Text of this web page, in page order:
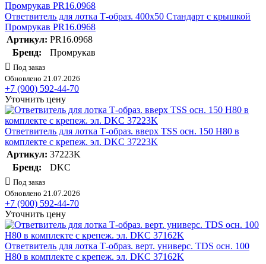
Ответвитель для лотка Т-образ. 400х50 Стандарт с крышкой
Промрукав PR16.0968
Артикул: PR16.0968
Бренд:
Промрукав
Под заказ
Обновлено 21.07.2026
+7 (900) 592-44-70
Уточнить цену
Ответвитель для лотка Т-образ. вверх TSS осн. 150 Н80 в
комплекте с крепеж. эл. DKC 37223K
Артикул: 37223K
Бренд:
DKC
Под заказ
Обновлено 21.07.2026
+7 (900) 592-44-70
Уточнить цену
Ответвитель для лотка Т-образ. верт. универс. TDS осн. 100
H80 в комплекте с крепеж. эл. DKC 37162K